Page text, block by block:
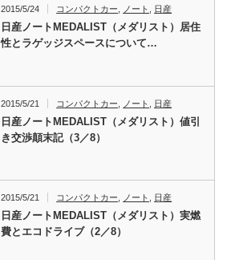
2015/5/24 コンパクトカー ノート 日産
日産ノートMEDALIST（メダリスト）居住
性とラゲッジスペースについて…
2015/5/21 コンパクトカー ノート 日産
日産ノートMEDALIST（メダリスト）値引
き交渉顛末記（3／8）
2015/5/21 コンパクトカー ノート 日産
日産ノートMEDALIST（メダリスト）実燃
費とエコドライブ（2／8）